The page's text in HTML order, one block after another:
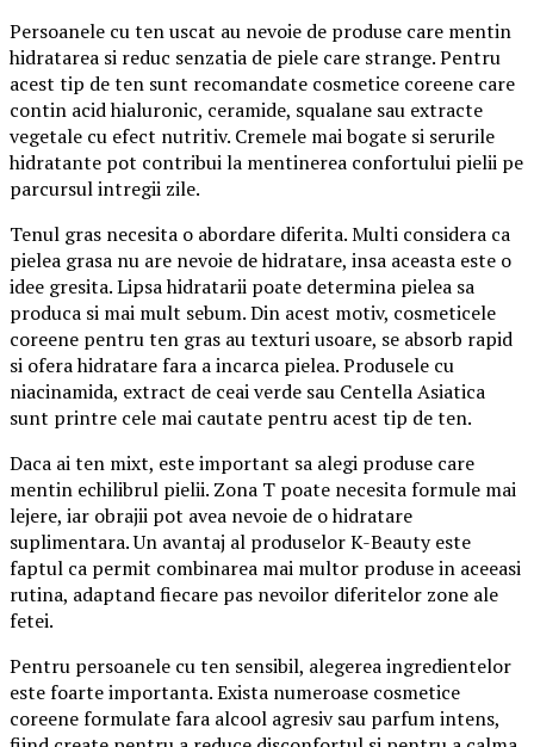
Persoanele cu ten uscat au nevoie de produse care mentin
hidratarea si reduc senzatia de piele care strange. Pentru
acest tip de ten sunt recomandate cosmetice coreene care
contin acid hialuronic, ceramide, squalane sau extracte
vegetale cu efect nutritiv. Cremele mai bogate si serurile
hidratante pot contribui la mentinerea confortului pielii pe
parcursul intregii zile.
Tenul gras necesita o abordare diferita. Multi considera ca
pielea grasa nu are nevoie de hidratare, insa aceasta este o
idee gresita. Lipsa hidratarii poate determina pielea sa
produca si mai mult sebum. Din acest motiv, cosmeticele
coreene pentru ten gras au texturi usoare, se absorb rapid
si ofera hidratare fara a incarca pielea. Produsele cu
niacinamida, extract de ceai verde sau Centella Asiatica
sunt printre cele mai cautate pentru acest tip de ten.
Daca ai ten mixt, este important sa alegi produse care
mentin echilibrul pielii. Zona T poate necesita formule mai
lejere, iar obrajii pot avea nevoie de o hidratare
suplimentara. Un avantaj al produselor K-Beauty este
faptul ca permit combinarea mai multor produse in aceeasi
rutina, adaptand fiecare pas nevoilor diferitelor zone ale
fetei.
Pentru persoanele cu ten sensibil, alegerea ingredientelor
este foarte importanta. Exista numeroase cosmetice
coreene formulate fara alcool agresiv sau parfum intens,